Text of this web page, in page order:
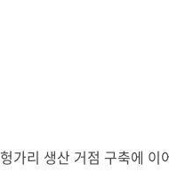
헝가리 생산 거점 구축에 이